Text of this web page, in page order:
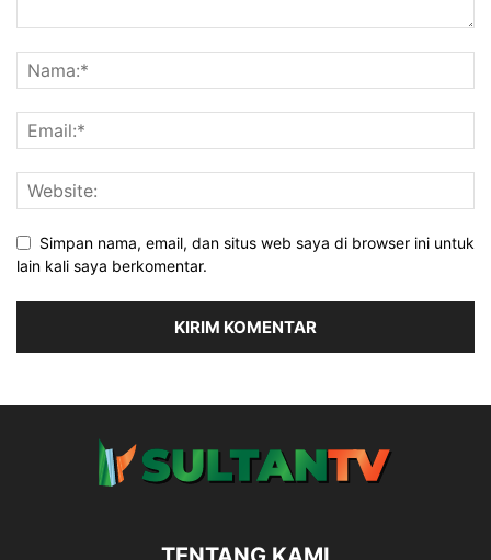
Simpan nama, email, dan situs web saya di browser ini untuk
lain kali saya berkomentar.